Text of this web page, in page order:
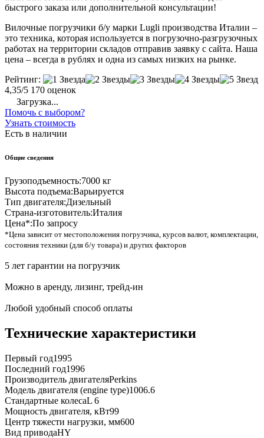
быстрого заказа или дополнительной консультации!
Вилочные погрузчики б/у марки Lugli производства Италии –
это техника, которая используется в погрузочно-разгрузочных
работах на территории складов отправив заявку с сайта. Наша
цена – всегда в рублях и одна из самых низких на рынке.
Рейтинг:
4,35/5 170 оценок
Загрузка...
Помочь с выбором?
Узнать стоимость
Есть в наличии
Общие сведения
Грузоподъемность:7000 кг
Высота подъема:Варьируется
Тип двигателя:Дизельный
Страна-изготовитель:Италия
Цена*:По запросу
*Цена зависит от местоположения погрузчика, курсов валют, комплектации,
состояния техники (для б/у товара) и других факторов
5 лет гарантии на погрузчик
Можно в аренду, лизинг, трейд-ин
Любой удобный способ оплаты
Технические характеристики
Первый год1995
Последний год1996
Производитель двигателяPerkins
Модель двигателя (engine type)1006.6
Стандартные колесаL 6
Мощность двигателя, кВт99
Центр тяжести нагрузки, мм600
Вид приводаHY